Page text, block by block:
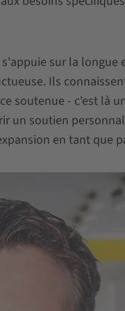
sur la longue
Ils
soutenue - c'est là
un soutien
en tant que